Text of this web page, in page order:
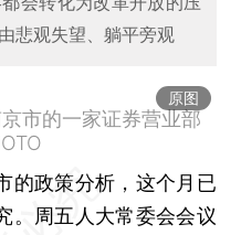
优秀论文一等奖，2011年获中国
被评为首批“国家级有突出贡献的专
悲观失望、躺平旁观
原图
市的一家证券营业部
政策分析，这个月已
。周五人大常委会会议